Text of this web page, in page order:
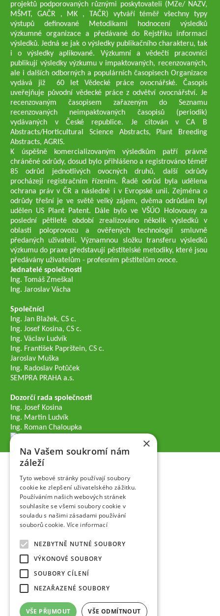
projektů podporovaných různými poskytovateli (MZe/ NAZV,
MŠMT, GAČR , MK , TAČR) vytváří téměř všechny typy
výstupů definované Metodikami hodnocení výsledků
výzkumné organizace a předávané do Rejstříku informací
výsledků. Jedná se jak o výsledky publikačního charakteru, tak
i o výsledky aplikované. Výzkumní a vědečtí pracovníci
publikují výsledky výzkumu v impaktovaných, recenzovaných,
ale i dalších odborných a populárních časopisech Organizace
vydává již 60 let Vědecké práce ovocnářské. Časopis
uveřejňuje původní vědecké práce z odvětví ovocnářství. Je
recenzovaným časopisem zařazeným do Seznamu
recenzovaných neimpaktovaných časopisů (periodik)
vydávaných v České republice. Je citován v CA B
Abstracts/Horticultural Science Abstracts, Plant Breeding
Abstracts, AGRIS.
K úspěšně komercializovaným výsledkům patří právně
chráněné odrůdy, dosud bylo přihlášeno a registrováno téměř
85 odrůd jednotlivých ovocných druhů, další odrůdy
procházejí registračním řízením. Řadě odrůd byla udělena
ochrana práv v ČR a následně i v Evropské unii. Zejména o
odrůdy třešní je ve světě velký zájem, dvěma odrůdám byl
udělen US Plant Patent. Dále bylo ve VŠÚO Holovousy za
poslední pětileté období zrealizováno několik výsledků v
oblasti poloprovozu a ověřených technologií smluvně
předaných uživateli. Významnou složku transferu výsledků
výzkumu do praxe představují pěstitelské metodiky, které jsou
předávány uživatelům - profesním pěstitelům ovoce.
Jednatelé společnosti
Ing. Tomáš Zmeškal
Ing. Jaroslav Vácha
Společníci
Ing. Jan Blažek, CS c.
Ing. Josef Kosina, CS c.
Ing. Václav Ludvík
Ing. František Paprštein, CS c.
Jaroslav Muška
Ing. Radoslav Potůček
SEMPRA PRAHA a.s.
Dozorčí rada společnosti
Ing. Josef Kosina
Ing. Martin Ludvík
Ing. Roman Chaloupka
×
Na Vašem soukromí nám
záleží
Tyto webové stránky používají soubory
cookie ke zlepšení uživatelského zážitku.
Používáním našich webových stránek
souhlasíte se všemi soubory cookie v
souladu s našimi zásadami používání
souborů cookie. Více informací
NEZBYTNĚ NUTNÉ SOUBORY
VÝKONOVÉ SOUBORY
SOUBORY CÍLENÍ
NEZAŘAZENÉ SOUBORY
VŠE PŘIJMOUT VŠE ODMÍTNOUT